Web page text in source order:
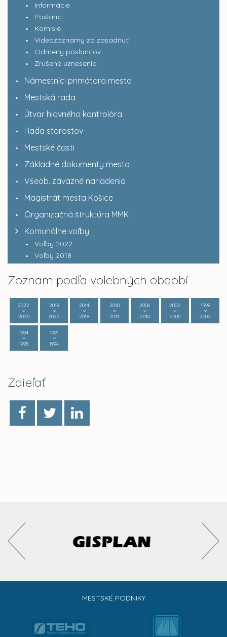
Informácie
Poslanci
Komisie
Videozáznamy zo zasadnutí
Odmeny poslancov
Zrušené uznesenia
Námestníci primátora mesta
Mestská rada
Útvar hlavného kontrolóra
Rada starostov
Mestské časti
Základné dokumenty mesta
Všeob. záväzné nariadenia
Magistrát mesta Košice
Organizačná štruktúra MMK
Komunálne voľby
Voľby 2022
Voľby 2018
Zoznam podľa volebných období
2022
2026
2018
2022
2014
2018
2010
2014
2006
2010
2002
2006
1998
2002
1994
1998
1991
1994
Zdieľať
MESTSKÉ PODNIKY